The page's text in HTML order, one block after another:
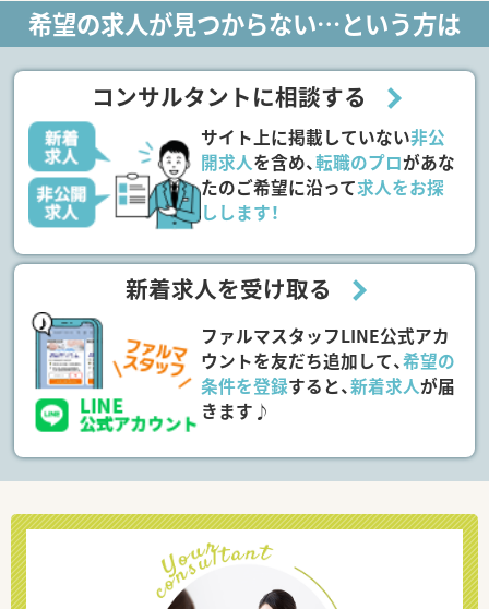
希望の求人が見つからない…という方は
コンサルタントに相談する
サイト上に掲載していない非公
開求人を含め、転職のプロがあな
たのご希望に沿って求人をお探
しします！
新着求人を受け取る
ファルマスタッフLINE公式アカ
ウントを友だち追加して、希望の
条件を登録すると、新着求人が届
きます♪